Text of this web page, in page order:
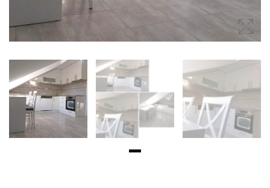
DRVENE KUTIJE